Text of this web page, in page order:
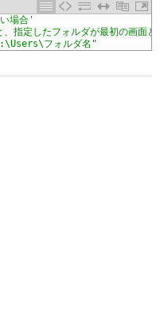
場合'
指定したフォルダが最初の画面と
フォルダ名"